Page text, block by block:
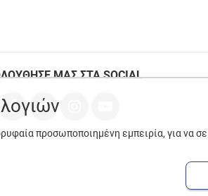
ΜΑΣ ΣΤΑ SOCIAL
προσωποποιημένη εμπειρία, για να